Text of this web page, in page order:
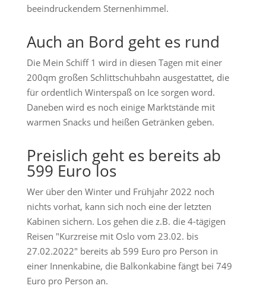
beeindruckendem Sternenhimmel.
Auch an Bord geht es rund
Die Mein Schiff 1 wird in diesen Tagen mit einer
200qm großen Schlittschuhbahn ausgestattet, die
für ordentlich Winterspaß on Ice sorgen word.
Daneben wird es noch einige Marktstände mit
warmen Snacks und heißen Getränken geben.
Preislich geht es bereits ab
599 Euro los
Wer über den Winter und Frühjahr 2022 noch
nichts vorhat, kann sich noch eine der letzten
Kabinen sichern. Los gehen die z.B. die 4-tägigen
Reisen "Kurzreise mit Oslo vom 23.02. bis
27.02.2022" bereits ab 599 Euro pro Person in
einer Innenkabine, die Balkonkabine fängt bei 749
Euro pro Person an.